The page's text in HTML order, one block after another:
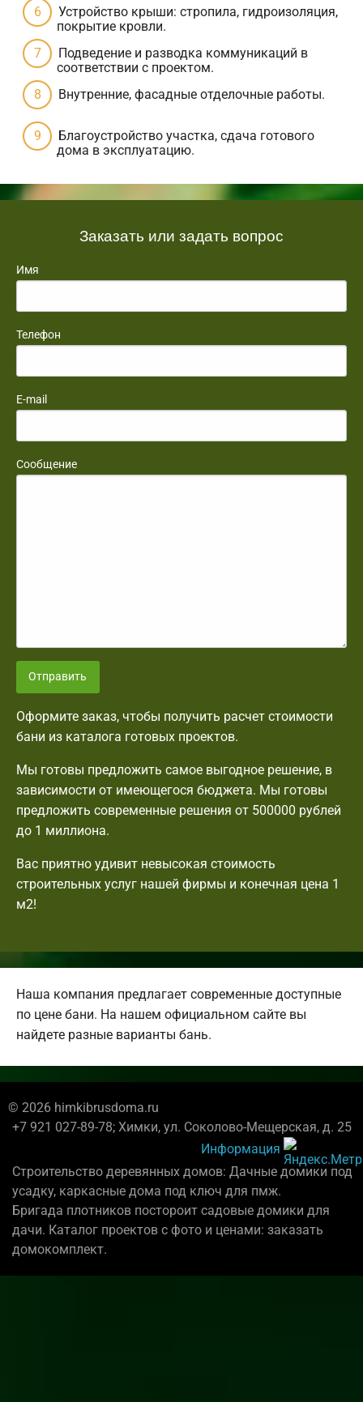
Устройство крыши: стропила, гидроизоляция,
покрытие кровли.
Подведение и разводка коммуникаций в
соответствии с проектом.
Внутренние, фасадные отделочные работы.
Благоустройство участка, сдача готового
дома в эксплуатацию.
Заказать или задать вопрос
Имя
Телефон
E-mail
Сообщение
Отправить
Оформите заказ, чтобы получить расчет стоимости
бани из каталога готовых проектов.
Мы готовы предложить самое выгодное решение, в
зависимости от имеющегося бюджета. Мы готовы
предложить современные решения от 500000 рублей
до 1 миллиона.
Вас приятно удивит невысокая стоимость
строительных услуг нашей фирмы и конечная цена 1
м2!
Наша компания предлагает современные доступные
по цене бани. На нашем официальном сайте вы
найдете разные варианты бань.
© 2026 himkibrusdoma.ru
+7 921 027-89-78; Химки, ул. Соколово-Мещерская, д. 25
Информация
Строительство деревянных домов: Дачные домики под
усадку, каркасные дома под ключ для пмж.
Бригада плотников постороит садовые домики для
дачи. Каталог проектов с фото и ценами: заказать
домокомплект.